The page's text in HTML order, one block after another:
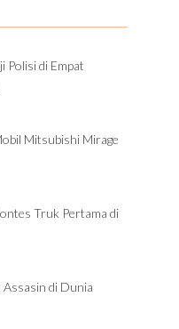
Polisi di Empat
Mitsubishi Mirage
Truk Pertama di
Assasin di Dunia